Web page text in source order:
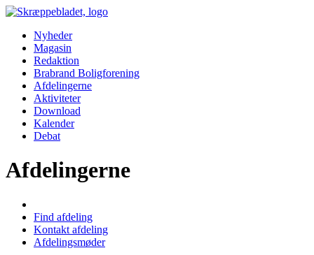
Nyheder
Magasin
Redaktion
Brabrand Boligforening
Afdelingerne
Aktiviteter
Download
Kalender
Debat
Afdelingerne
Find afdeling
Kontakt afdeling
Afdelingsmøder